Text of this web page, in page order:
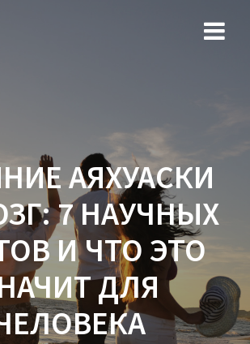
АЯХУАСКИ
7 НАУЧНЫХ
И ЧТО ЭТО
ДЛЯ